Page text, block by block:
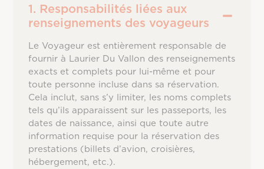
1. Responsabilités liées aux
renseignements des voyageurs
Le Voyageur est entièrement responsable de
fournir à Laurier Du Vallon des renseignements
exacts et complets pour lui-même et pour
toute personne incluse dans sa réservation.
Cela inclut, sans s’y limiter, les noms complets
tels qu’ils apparaissent sur les passeports, les
dates de naissance, ainsi que toute autre
information requise pour la réservation des
prestations (billets d’avion, croisières,
hébergement, etc.).